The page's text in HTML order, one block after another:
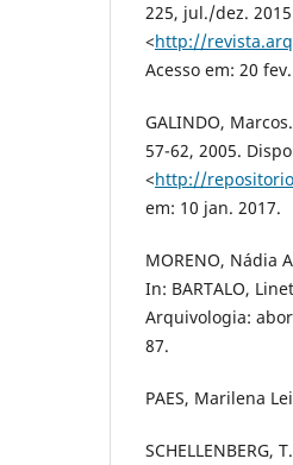
225, jul./dez.
<http://
Acesso em: 20
GALINDO,
57-62, 2005.
<http://
em: 10 jan. 2017.
MORENO, Nádia
In: BARTALO,
Arquivologia:
87.
PAES, Marilena